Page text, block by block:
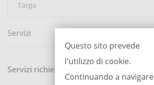
Servizi
Servizi richiesti
Questo sito prevede
l'utilizzo di cookie.
Continuando a navigare